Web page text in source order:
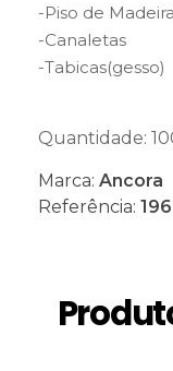
-Piso de Madeira
-Canaletas
-Tabicas(gesso)
Quantidade:
Marca: Ancora
Referência: